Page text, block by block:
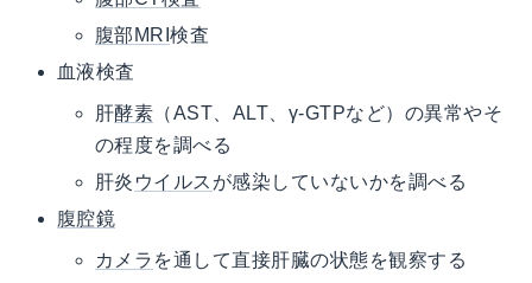
腹部MRI検査
血液検査
肝酵素 （AST、ALT、γ-GTPなど）の異常やそ
の程度を調べる
肝炎 ウイルス が感染していないかを調べる
腹腔鏡
カメラ を通して直接肝臓の状態を観察する